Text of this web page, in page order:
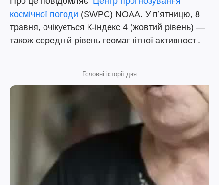
космічної погоди (SWPC) NOAA. У п’ятницю, 8
травня, очікується К-індекс 4 (жовтий рівень) —
також середній рівень геомагнітної активності.
Головні історії дня